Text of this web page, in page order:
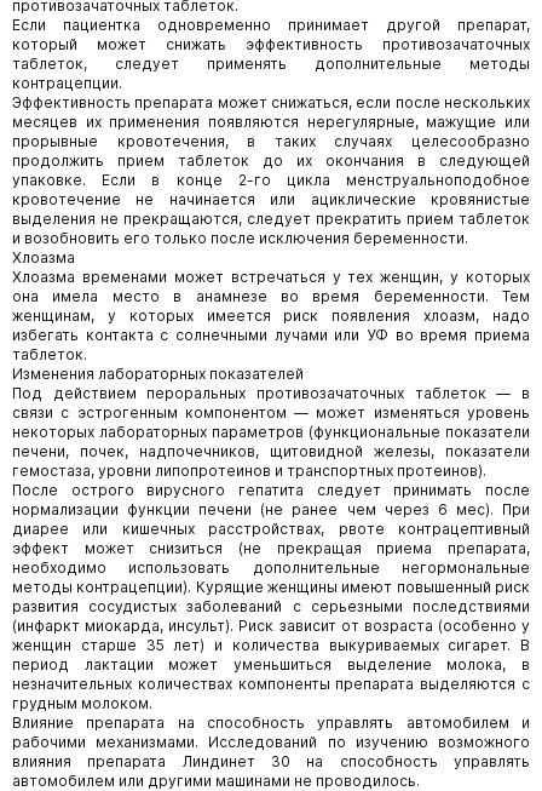
противозачаточных таблеток.
Если пациентка одновременно принимает другой препарат,
который может снижать эффективность противозачаточных
таблеток, следует применять дополнительные методы
контрацепции.
Эффективность препарата может снижаться, если после нескольких
месяцев их применения появляются нерегулярные, мажущие или
прорывные кровотечения, в таких случаях целесообразно
продолжить прием таблеток до их окончания в следующей
упаковке. Если в конце 2-го цикла менструальноподобное
кровотечение не начинается или ациклические кровянистые
выделения не прекращаются, следует прекратить прием таблеток
и возобновить его только после исключения беременности.
Хлоазма
Хлоазма временами может встречаться у тех женщин, у которых
она имела место в анамнезе во время беременности. Тем
женщинам, у которых имеется риск появления хлоазм, надо
избегать контакта с солнечными лучами или УФ во время приема
таблеток.
Изменения лабораторных показателей
Под действием пероральных противозачаточных таблеток — в
связи с эстрогенным компонентом — может изменяться уровень
некоторых лабораторных параметров (функциональные показатели
печени, почек, надпочечников, щитовидной железы, показатели
гемостаза, уровни липопротеинов и транспортных протеинов).
После острого вирусного гепатита следует принимать после
нормализации функции печени (не ранее чем через 6 мес). При
диарее или кишечных расстройствах, рвоте контрацептивный
эффект может снизиться (не прекращая приема препарата,
необходимо использовать дополнительные негормональные
методы контрацепции). Курящие женщины имеют повышенный риск
развития сосудистых заболеваний с серьезными последствиями
(инфаркт миокарда, инсульт). Риск зависит от возраста (особенно у
женщин старше 35 лет) и количества выкуриваемых сигарет. В
период лактации может уменьшиться выделение молока, в
незначительных количествах компоненты препарата выделяются с
грудным молоком.
Влияние препарата на способность управлять автомобилем и
рабочими механизмами. Исследований по изучению возможного
влияния препарата Линдинет 30 на способность управлять
автомобилем или другими машинами не проводилось.